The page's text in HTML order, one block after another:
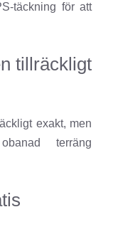
täckning för att
tillräckligt
exakt, men
terräng